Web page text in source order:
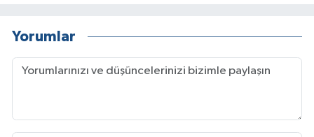
Yorumlar